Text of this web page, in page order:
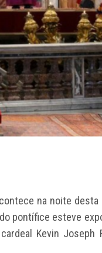
na noite
pontífice esteve
Kevin Joseph